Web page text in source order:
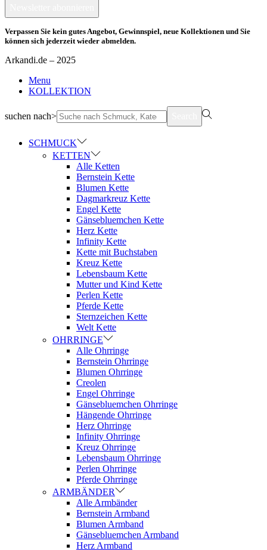
Verpassen Sie kein gutes Angebot, Gewinnspiel, neue Kollektionen und Sie
können sich jederzeit wieder abmelden.
Arkandi.de – 2025
Menu
KOLLEKTION
suchen nach>
SCHMUCK
KETTEN
Alle Ketten
Bernstein Kette
Blumen Kette
Dagmarkreuz Kette
Engel Kette
Gänsebluemchen Kette
Herz Kette
Infinity Kette
Kette mit Buchstaben
Kreuz Kette
Lebensbaum Kette
Mutter und Kind Kette
Perlen Kette
Pferde Kette
Sternzeichen Kette
Welt Kette
OHRRINGE
Alle Ohrringe
Bernstein Ohrringe
Blumen Ohrringe
Creolen
Engel Ohrringe
Gänsebluemchen Ohrringe
Hängende Ohrringe
Herz Ohrringe
Infinity Ohrringe
Kreuz Ohrringe
Lebensbaum Ohrringe
Perlen Ohrringe
Pferde Ohrringe
ARMBÄNDER
Alle Armbänder
Bernstein Armband
Blumen Armband
Gänsebluemchen Armband
Herz Armband